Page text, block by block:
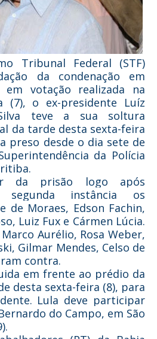
Tribunal Federal (STF)
da condenação em
em votação realizada na
(7), o ex-presidente Luíz
teve a sua soltura
da tarde desta sexta-feira
preso desde o dia sete de
da Polícia
da prisão logo após
segunda instância os
de Moraes, Edson Fachin,
Luiz Fux e Cármen Lúcia.
Aurélio, Rosa Weber,
Gilmar Mendes, Celso de
contra.
em frente ao prédio da
desta sexta-feira (8), para
Lula deve participar
do Campo, em São